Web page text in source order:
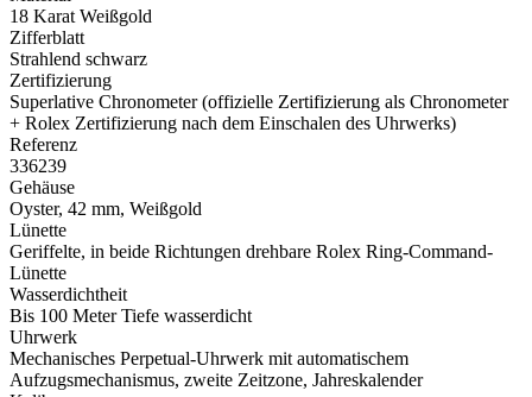
18 Karat Weißgold
Zifferblatt
Strahlend schwarz
Zertifizierung
Superlative Chronometer (offizielle Zertifizierung als Chronometer
+ Rolex Zertifizierung nach dem Einschalen des Uhrwerks)
Referenz
336239
Gehäuse
Oyster, 42 mm, Weißgold
Lünette
Geriffelte, in beide Richtungen drehbare Rolex Ring-Command-
Lünette
Wasserdichtheit
Bis 100 Meter Tiefe wasserdicht
Uhrwerk
Mechanisches Perpetual-Uhrwerk mit automatischem
Aufzugsmechanismus, zweite Zeitzone, Jahreskalender